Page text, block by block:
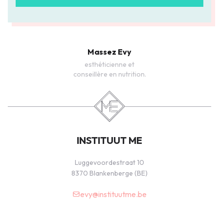
Massez Evy
esthéticienne et
conseillère en nutrition.
INSTITUUT ME
Luggevoordestraat 10
8370 Blankenberge (BE)
evy@instituutme.be